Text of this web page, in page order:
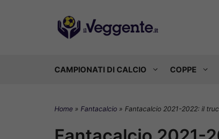
CAMPIONATI DI CALCIO COPPE
Home » Fantacalcio » Fantacalcio 2021-2022: il